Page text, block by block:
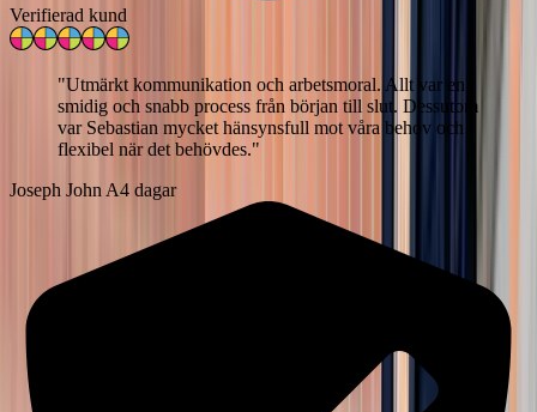
Verifierad kund
"Utmärkt kommunikation och arbetsmoral. Allt var en
smidig och snabb process från början till slut. Dessutom
var Sebastian mycket hänsynsfull mot våra behov och
flexibel när det behövdes."
Joseph John A4 dagar